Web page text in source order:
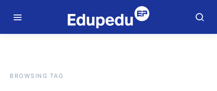
BROWSING TAG